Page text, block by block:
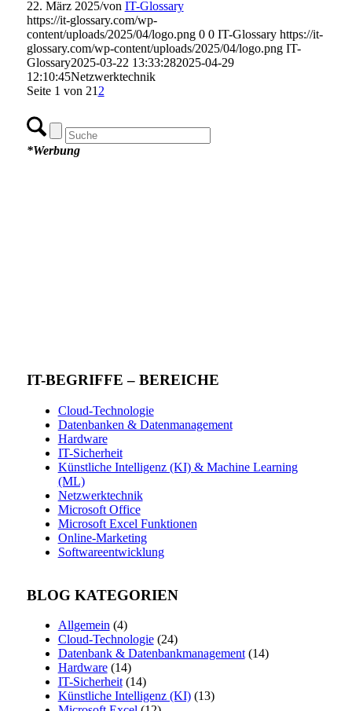
22. März 2025/von IT-Glossary
https://it-glossary.com/wp-
content/uploads/2025/04/logo.png 0 0 IT-Glossary https://it-
glossary.com/wp-content/uploads/2025/04/logo.png IT-
Glossary2025-03-22 13:33:282025-04-29
12:10:45Netzwerktechnik
Seite 1 von 21 2
*Werbung
IT-BEGRIFFE – BEREICHE
Cloud-Technologie
Datenbanken & Datenmanagement
Hardware
IT-Sicherheit
Künstliche Intelligenz (KI) & Machine Learning
(ML)
Netzwerktechnik
Microsoft Office
Microsoft Excel Funktionen
Online-Marketing
Softwareentwicklung
BLOG KATEGORIEN
Allgemein(4)
Cloud-Technologie(24)
Datenbank & Datenbankmanagement(14)
Hardware(14)
IT-Sicherheit(14)
Künstliche Intelligenz (KI)(13)